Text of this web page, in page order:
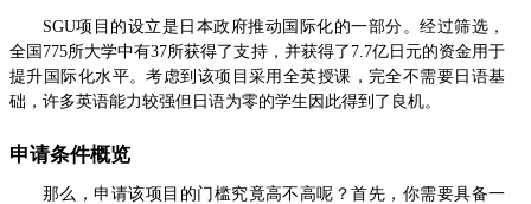
SGU项目的设立是日本政府推动国际化的一部分。经过筛选，
全国775所大学中有37所获得了支持，并获得了7.7亿日元的资金用于
提升国际化水平。考虑到该项目采用全英授课，完全不需要日语基
础，许多英语能力较强但日语为零的学生因此得到了良机。
申请条件概览
那么，申请该项目的门槛究竟高不高呢？首先，你需要具备一